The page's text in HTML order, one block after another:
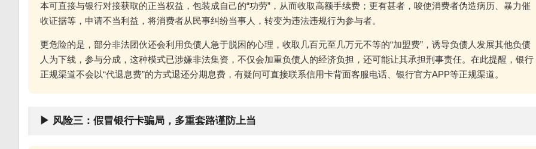
本可直接与银行对接获取的正当权益，包装成自己的“功劳”，从而收取高额手续费；更有甚者，唆使消费者伪造病历、暴力催
收证据等，申请不当利益，将消费者从民事纠纷当事人，转变为违法违规行为参与者。
更危险的是，部分非法团伙还会利用负债人急于脱困的心理，收取几百元至几万元不等的“加盟费”，诱导负债人发展其他负债
人为下线，参与分成，这种模式已涉嫌非法集资，不仅会加重负债人的经济负担，还可能让其承担刑事责任。在此提醒，银行
正规渠道不会以“代退息费”的方式退还分期息费，有疑问可直接联系信用卡背面客服电话、银行官方APP等正规渠道。
▶ 风险三：假冒银行卡骗局，多重套路谨防上当